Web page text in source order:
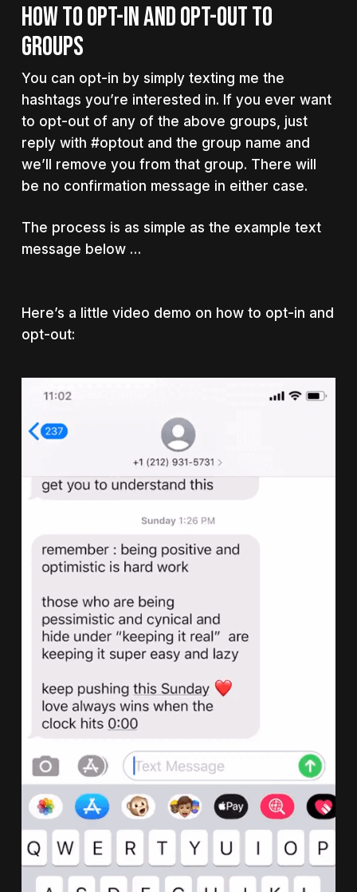
HOW TO OPT-IN AND OPT-OUT TO
GROUPS
You can opt-in by simply texting me the
hashtags you’re interested in. If you ever want
to opt-out of any of the above groups, just
reply with #optout and the group name and
we’ll remove you from that group. There will
be no confirmation message in either case.
The process is as simple as the example text
message below …
Here’s a little video demo on how to opt-in and
opt-out: